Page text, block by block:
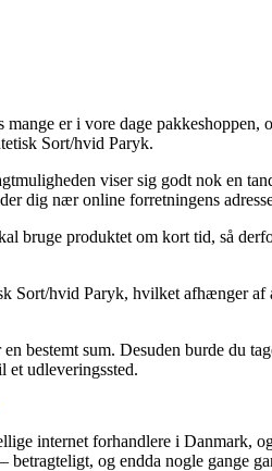
er i vore dage pakkeshoppen,
Sort/hvid Paryk.
viser sig godt nok en
dig nær online forretningens
bruge produktet om kort tid, så
Sort/hvid Paryk, hvilket afhænger
bestemt sum. Desuden burde du
et udleveringssted.
internet forhandlere i Danmark,
og endda nogle gange